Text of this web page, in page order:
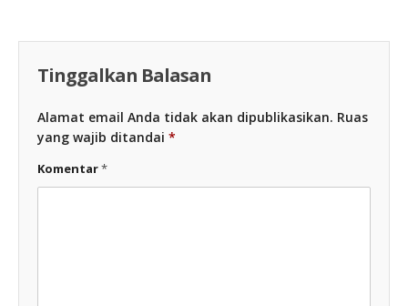
Tinggalkan Balasan
Alamat email Anda tidak akan dipublikasikan. Ruas
yang wajib ditandai *
Komentar*